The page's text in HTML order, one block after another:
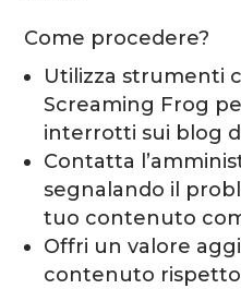
Come procedere?
Utilizza strumenti
Screaming Frog
interrotti sui blog
Contatta
segnalando il
tuo contenuto
Offri un valore
contenuto rispetto